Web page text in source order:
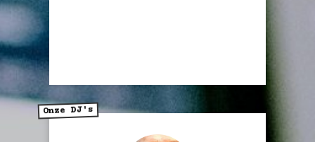
Onze DJ's